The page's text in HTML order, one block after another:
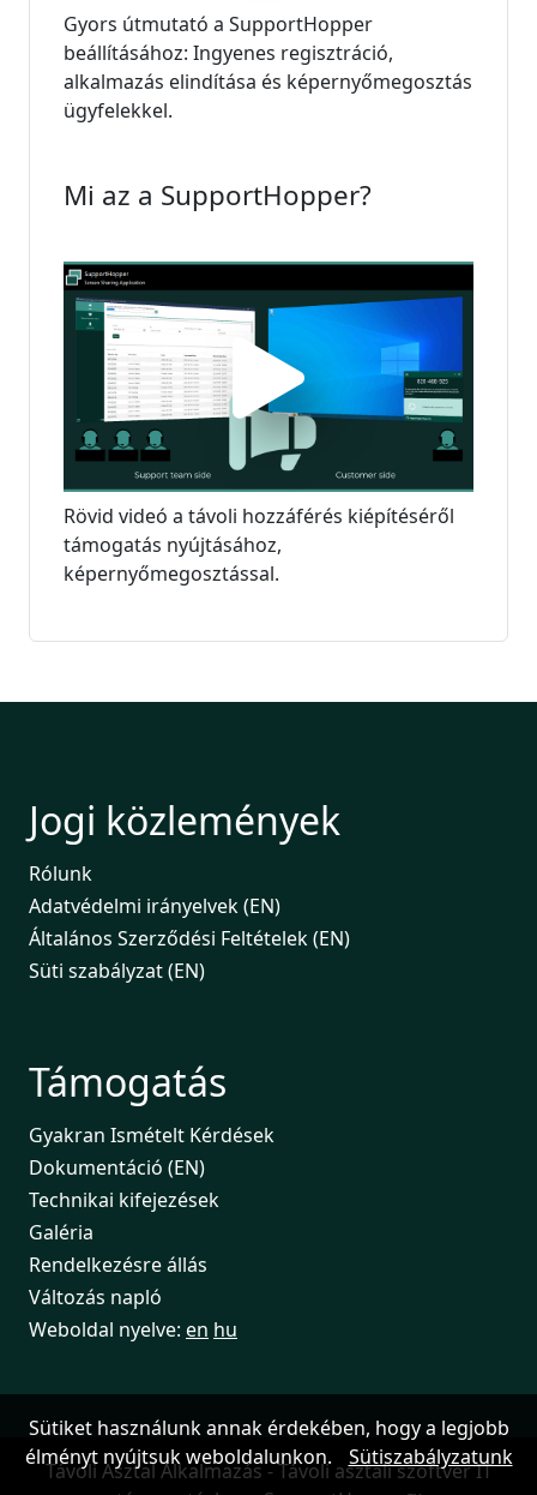
Gyors útmutató a SupportHopper
beállításához: Ingyenes regisztráció,
alkalmazás elindítása és képernyőmegosztás
ügyfelekkel.
Mi az a SupportHopper?
Rövid videó a távoli hozzáférés kiépítéséről
támogatás nyújtásához,
képernyőmegosztással.
Jogi közlemények
Rólunk
Adatvédelmi irányelvek (EN)
Általános Szerződési Feltételek (EN)
Süti szabályzat (EN)
Támogatás
Gyakran Ismételt Kérdések
Dokumentáció (EN)
Technikai kifejezések
Galéria
Rendelkezésre állás
Változás napló
Weboldal nyelve: en hu
Távoli Asztal Alkalmazás - Távoli asztali szoftver IT
Sütiket használunk annak érdekében, hogy a legjobb
élményt nyújtsuk weboldalunkon.
Sütiszabályzatunk